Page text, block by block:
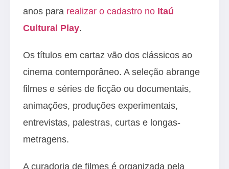
anos para realizar o cadastro no Itaú
Cultural Play.
Os títulos em cartaz vão dos clássicos ao
cinema contemporâneo. A seleção abrange
filmes e séries de ficção ou documentais,
animações, produções experimentais,
entrevistas, palestras, curtas e longas-
metragens.
A curadoria de filmes é organizada pela